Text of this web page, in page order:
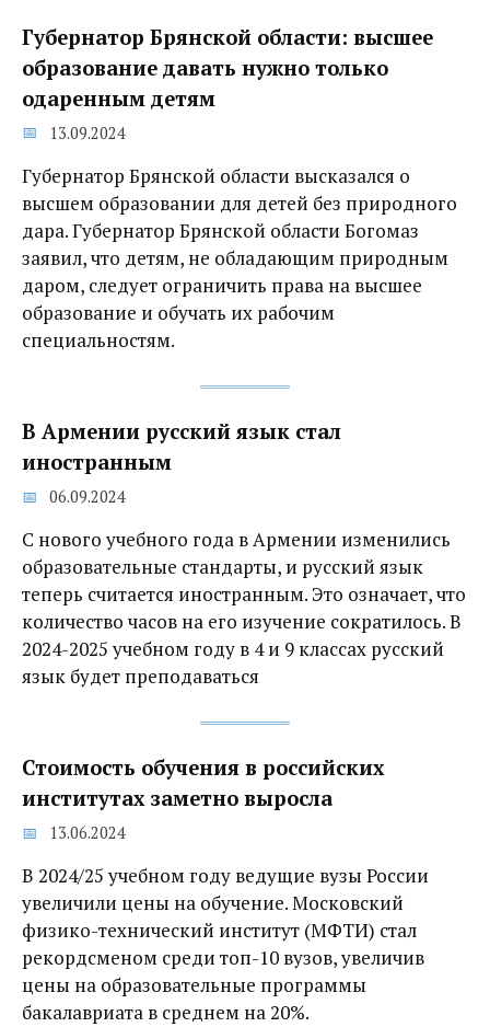
Губернатор Брянской области: высшее
образование давать нужно только
одаренным детям
13.09.2024
Губернатор Брянской области высказался о
высшем образовании для детей без природного
дара. Губернатор Брянской области Богомаз
заявил, что детям, не обладающим природным
даром, следует ограничить права на высшее
образование и обучать их рабочим
специальностям.
В Армении русский язык стал
иностранным
06.09.2024
С нового учебного года в Армении изменились
образовательные стандарты, и русский язык
теперь считается иностранным. Это означает, что
количество часов на его изучение сократилось. В
2024-2025 учебном году в 4 и 9 классах русский
язык будет преподаваться
Стоимость обучения в российских
институтах заметно выросла
13.06.2024
В 2024/25 учебном году ведущие вузы России
увеличили цены на обучение. Московский
физико-технический институт (МФТИ) стал
рекордсменом среди топ-10 вузов, увеличив
цены на образовательные программы
бакалавриата в среднем на 20%.